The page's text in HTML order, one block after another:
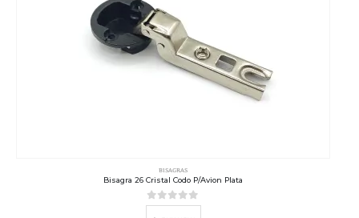
BISAGRAS
Bisagra 26 Cristal Codo P/Avion Plata
0out of 5